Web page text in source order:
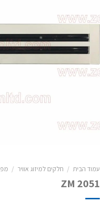
עמוד הבית / חלקים למיזוג אוויר /
ZM 2051